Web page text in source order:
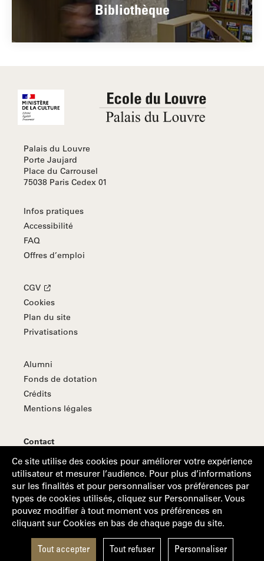
Bibliothèque
Palais du Louvre
Porte Jaujard
Place du Carrousel
75038 Paris Cedex 01
Infos pratiques
Accessibilité
FAQ
Offres d’emploi
CGV
Cookies
Plan du site
Privatisations
Alumni
Fonds de dotation
Crédits
Mentions légales
Contact
S'abonner à la Lettre d'information
Suivez-nous
Suivez-nous sur Facebook
Suivez-nous sur Linkedin
Suivez-nous sur Youtube
Suivez-nous sur Instagram
Ce site utilise des cookies pour améliorer votre expérience
utilisateur et mesurer l’audience. Pour plus d’informations
sur les finalités et pour personnaliser vos préférences par
types de cookies utilisés, cliquez sur Personnaliser. Vous
pouvez modifier à tout moment vos préférences en
cliquant sur Cookies en bas de chaque page du site.
Tout accepter Tout refuser Personnaliser